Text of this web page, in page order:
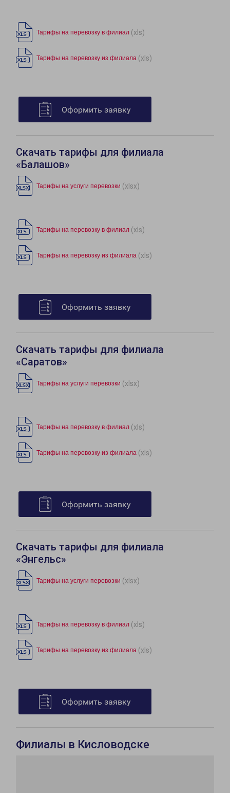
Тарифы на перевозку в филиал (xls)
Тарифы на перевозку из филиала (xls)
Оформить заявку
Скачать тарифы для филиала
«Балашов»
Тарифы на услуги перевозки (xlsx)
Тарифы на перевозку в филиал (xls)
Тарифы на перевозку из филиала (xls)
Оформить заявку
Скачать тарифы для филиала
«Саратов»
Тарифы на услуги перевозки (xlsx)
Тарифы на перевозку в филиал (xls)
Тарифы на перевозку из филиала (xls)
Оформить заявку
Скачать тарифы для филиала
«Энгельс»
Тарифы на услуги перевозки (xlsx)
Тарифы на перевозку в филиал (xls)
Тарифы на перевозку из филиала (xls)
Оформить заявку
Филиалы в Кисловодске